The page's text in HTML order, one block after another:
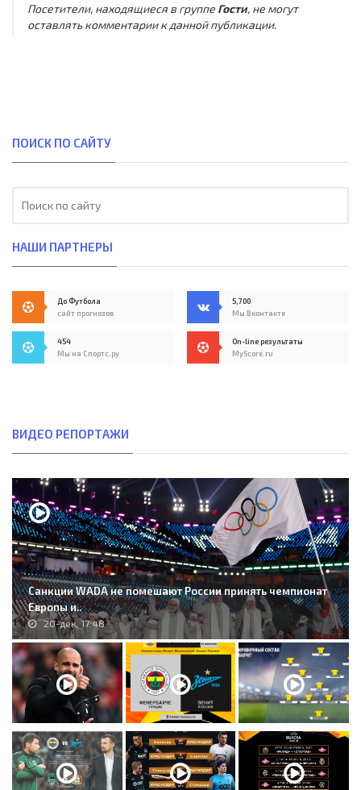
Посетители, находящиеся в группе Гости, не могут
оставлять комментарии к данной публикации.
ПОИСК ПО САЙТУ
НАШИ ПАРТНЕРЫ
До Футбола
сайт прогнозов
5,700
Мы Вконтакте
454
Мы на Спортс.ру
On-line результаты
MyScore.ru
ВИДЕО РЕПОРТАЖИ
Санкции WADA не помешают России принять чемпионат
Европы и..
20-дек, 17:48